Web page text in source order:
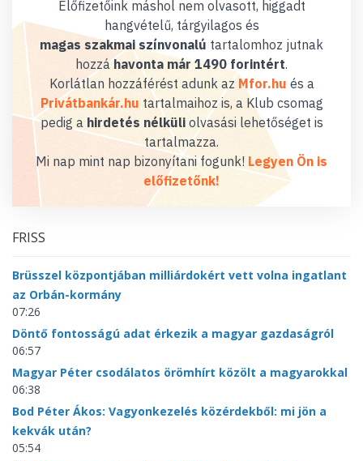
Előfizetőink máshol nem olvasott, higgadt
hangvételű, tárgyilagos és
magas szakmai színvonalú tartalomhoz jutnak
hozzáhavonta már 1490 forintért.
Korlátlan hozzáférést adunk az Mfor.hu és a
Privátbankár.hu tartalmaihoz is, a Klub csomag
pedig a hirdetés nélküliolvasási lehetőséget is
tartalmazza.
Mi nap mint nap bizonyítani fogunk! Legyen Ön is
előfizetőnk!
FRISS
Brüsszel központjában milliárdokért vett volna ingatlant
az Orbán-kormány
07:26
Döntő fontosságú adat érkezik a magyar gazdaságról
06:57
Magyar Péter csodálatos örömhírt közölt a magyarokkal
06:38
Bod Péter Ákos: Vagyonkezelés közérdekből: mi jön a
kekvák után?
05:54